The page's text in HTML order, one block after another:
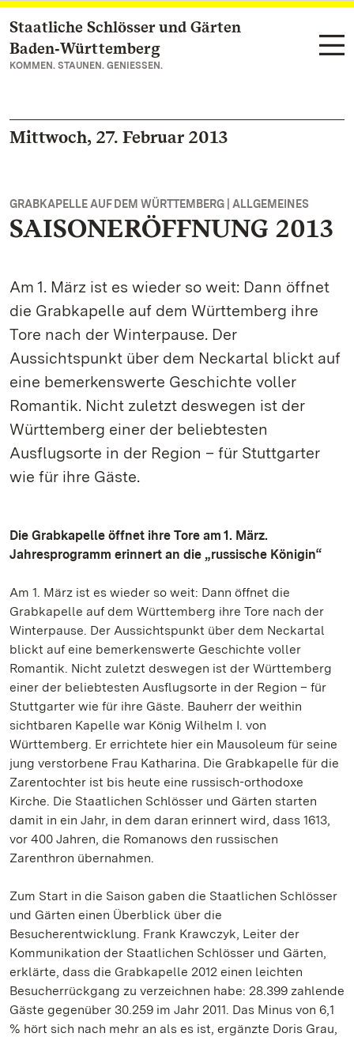
Zum Hauptinhalt springen
Staatliche Schlösser und Gärten
Baden‑Württemberg
KOMMEN. STAUNEN. GENIESSEN.
Mittwoch, 27. Februar 2013
GRABKAPELLE AUF DEM WÜRTTEMBERG | ALLGEMEINES
SAISONERÖFFNUNG 2013
Am 1. März ist es wieder so weit: Dann öffnet
die Grabkapelle auf dem Württemberg ihre
Tore nach der Winterpause. Der
Aussichtspunkt über dem Neckartal blickt auf
eine bemerkenswerte Geschichte voller
Romantik. Nicht zuletzt deswegen ist der
Württemberg einer der beliebtesten
Ausflugsorte in der Region – für Stuttgarter
wie für ihre Gäste.
Die Grabkapelle öffnet ihre Tore am 1. März.
Jahresprogramm erinnert an die „russische Königin“
Am 1. März ist es wieder so weit: Dann öffnet die
Grabkapelle auf dem Württemberg ihre Tore nach der
Winterpause. Der Aussichtspunkt über dem Neckartal
blickt auf eine bemerkenswerte Geschichte voller
Romantik. Nicht zuletzt deswegen ist der Württemberg
einer der beliebtesten Ausflugsorte in der Region – für
Stuttgarter wie für ihre Gäste. Bauherr der weithin
sichtbaren Kapelle war König Wilhelm I. von
Württemberg. Er errichtete hier ein Mausoleum für seine
jung verstorbene Frau Katharina. Die Grabkapelle für die
Zarentochter ist bis heute eine russisch-orthodoxe
Kirche. Die Staatlichen Schlösser und Gärten starten
damit in ein Jahr, in dem daran erinnert wird, dass 1613,
vor 400 Jahren, die Romanows den russischen
Zarenthron übernahmen.
Zum Start in die Saison gaben die Staatlichen Schlösser
und Gärten einen Überblick über die
Besucherentwicklung. Frank Krawczyk, Leiter der
Kommunikation der Staatlichen Schlösser und Gärten,
erklärte, dass die Grabkapelle 2012 einen leichten
Besucherrückgang zu verzeichnen habe: 28.399 zahlende
Gäste gegenüber 30.259 im Jahr 2011. Das Minus von 6,1
% hört sich nach mehr an als es ist, ergänzte Doris Grau,